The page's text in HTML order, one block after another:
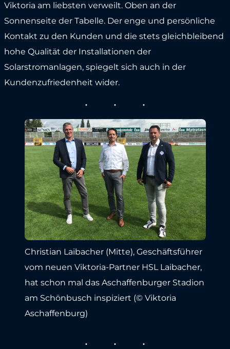
Viktoria am liebsten verweilt. Oben an der
Sonnenseite der Tabelle. Der enge und persönliche
Kontakt zu den Kunden und die stets gleichbleibend
hohe Qualität der Installationen der
Solarstromanlagen, spiegelt sich auch in der
Kundenzufriedenheit wider.
Christian Laibacher (Mitte), Geschäftsführer
vom neuen Viktoria-Partner HSL Laibacher,
hat schon mal das Aschaffenburger Stadion
am Schönbusch inspiziert (© Viktoria
Aschaffenburg)